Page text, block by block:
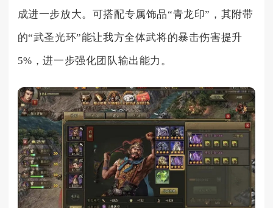
成进一步放大。可搭配专属饰品“青龙印”，其附带
的“武圣光环”能让我方全体武将的暴击伤害提升
5%，进一步强化团队输出能力。